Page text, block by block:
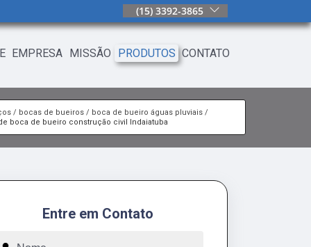
(15) 3392-3865
EMPRESA MISSÃO PRODUTOS CONTATO
bocas de bueiros
boca de bueiro águas pluviais
boca de bueiro construção civil Indaiatuba
Entre em Contato